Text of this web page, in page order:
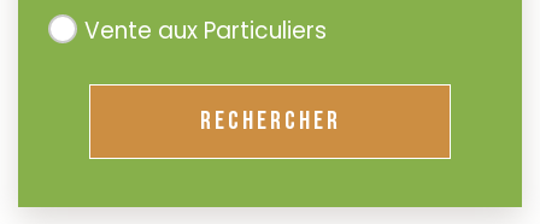
Vente aux Particuliers
RECHERCHER